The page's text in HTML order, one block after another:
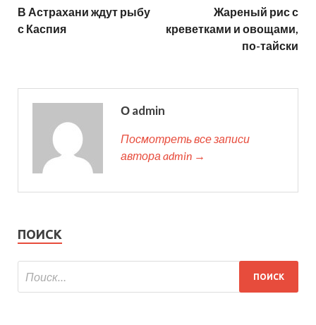
В Астрахани ждут рыбу
с Каспия
Жареный рис с
креветками и овощами,
по-тайски
О admin
Посмотреть все записи
автора admin →
ПОИСК